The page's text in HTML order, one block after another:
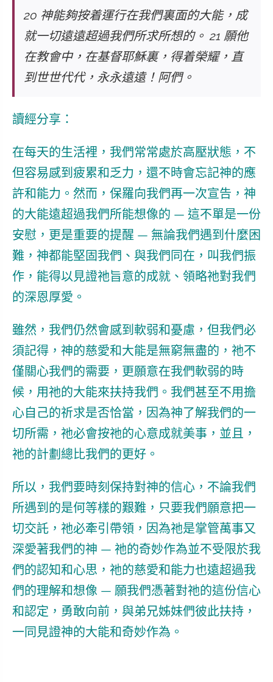
20 神能夠按着運行在我們裏面的大能，成
就一切遠遠超過我們所求所想的。 21 願他
在教會中，在基督耶穌裏，得着榮耀，直
到世世代代，永永遠遠！阿們。
讀經分享：
在每天的生活裡，我們常常處於高壓狀態，不
但容易感到疲累和乏力 ，還不時會忘記神的應
許和能力。然而，保羅向我們再一次宣告，神
的大能遠超過我們所能想像的 — 這不單是一份
安慰，更是重要的提醒 — 無論我們遇到什麼困
難，神都能堅固我們、與我們同在，叫我們振
作，能得以見證祂旨意的成就、領略祂對我們
的深恩厚愛。
雖然，我們仍然會感到軟弱和憂慮，但我們必
須記得，神的慈愛和大能是無窮無盡的，祂不
僅關心我們的需要，更願意在我們軟弱的時
候，用祂的大能來扶持我們。我們甚至不用擔
心自己的祈求是否恰當，因為神了解我們的一
切所需，祂必會按祂的心意成就美事，並且，
祂的計劃總比我們的更好。
所以，我們要時刻保持對神的信心，不論我們
所遇到的是何等樣的艱難，只要我們願意把一
切交託，祂必牽引帶領，因為祂是掌管萬事又
深愛著我們的神 — 祂的奇妙作為並不受限於我
們的認知和心思，祂的慈愛和能力也遠超過我
們的理解和想像 — 願我們憑著對祂的這份信心
和認定，勇敢向前，與弟兄姊妹們彼此扶持，
一同見證神的大能和奇妙作為。